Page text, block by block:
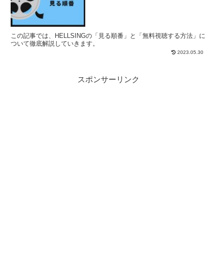
この記事では、HELLSINGの「見る順番」と「無料視聴する方法」に
ついて徹底解説していきます。
2023.05.30
スポンサーリンク